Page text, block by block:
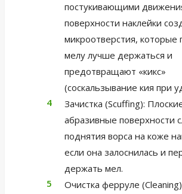
постукивающими
поверхности наклейки
микроотверстия, которые
мелу лучше держаться и
предотвращают «кикс»
(соскальзывание кия при
Зачистка (Scuffing):
абразивные поверхности
поднятия ворса на коже
если она залоснилась и
держать мел.
Очистка ферруле